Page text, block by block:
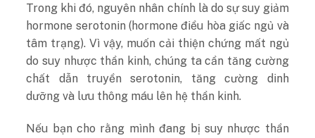
Trong khi đó, nguyên nhân chính là do sự suy giảm
hormone serotonin (hormone điều hòa giấc ngủ và
tâm trạng). Vì vậy, muốn cải thiện chứng mất ngủ
do suy nhược thần kinh, chúng ta cần tăng cường
chất dẫn truyền serotonin, tăng cường dinh
dưỡng và lưu thông máu lên hệ thần kinh.
Nếu bạn cho rằng mình đang bị suy nhược thần